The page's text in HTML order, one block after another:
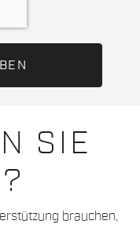
SIE
brauchen,